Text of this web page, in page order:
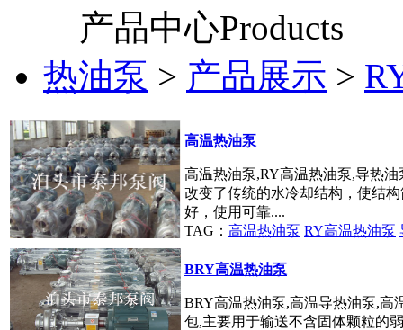
产品中心Products
热油泵 > 产品展示 >
高温热油泵
高温热油泵,RY高温热油泵,导热
改变了传统的水冷却结构，使结
好，使用可靠....
TAG： 高温热油泵 RY高温热油泵
BRY高温热油泵
BRY高温热油泵,高温导热油泵,高
包,主要用于输送不含固体颗粒的